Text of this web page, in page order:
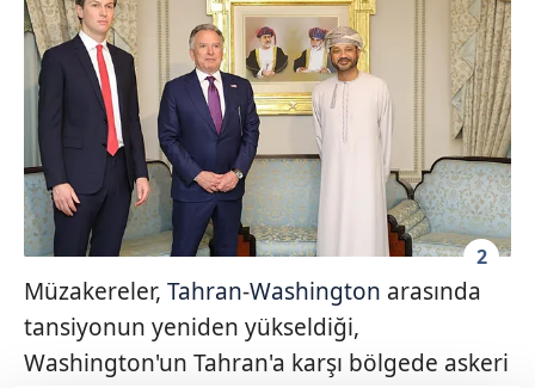
2
Müzakereler, Tahran-Washington arasında
tansiyonun yeniden yükseldiği,
Washington'un Tahran'a karşı bölgede askeri